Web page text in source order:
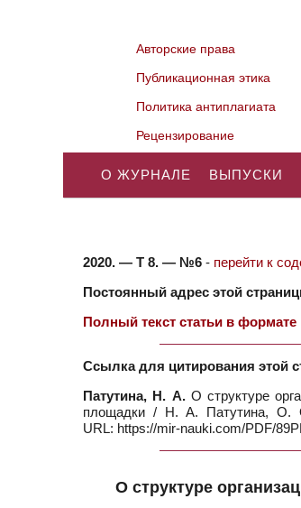
Авторские права
Публикационная этика
Политика антиплагиата
Рецензирование
О ЖУРНАЛЕ ВЫПУСКИ
2020. — Т 8. — №6 - перейти к
Постоянный адрес этой
Полный текст статьи в формате
Ссылка для цитирования этой
Патутина, Н. А.О структуре
площадки / Н. А. Патутина,
URL: https://mir-nauki.com/PDF/
О структуре